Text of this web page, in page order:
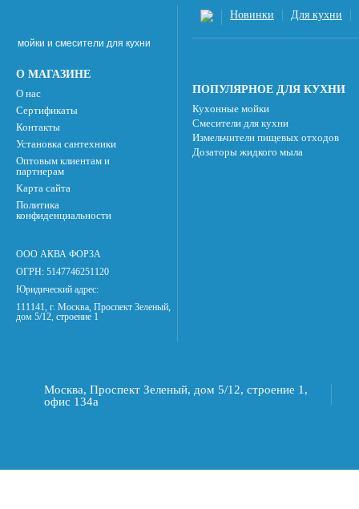
мойки и смесители для кухни
О МАГАЗИНЕ
О нас
Сертификаты
Контакты
Установка сантехники
Оптовым клиентам и
партнерам
Карта сайта
Политика
конфиденциальности
ООО АКВА ФОРЗА
ОГРН: 5147746251120
Юридический адрес:
111141, г. Москва, Проспект Зеленый,
дом 5/12, строение 1
Новинки Для кухни
ПОПУЛЯРНОЕ ДЛЯ КУХНИ
Кухонные мойки
Смесители для кухни
Измельчители пищевых отходов
Дозаторы жидкого мыла
Москва, Проспект Зеленый, дом 5/12, строение 1,
офис 134а